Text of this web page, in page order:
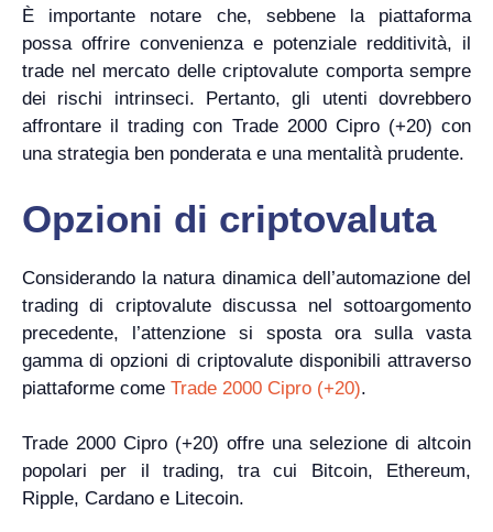
È importante notare che, sebbene la piattaforma
possa offrire convenienza e potenziale redditività, il
trade nel mercato delle criptovalute comporta sempre
dei rischi intrinseci. Pertanto, gli utenti dovrebbero
affrontare il trading con Trade 2000 Cipro (+20) con
una strategia ben ponderata e una mentalità prudente.
Opzioni di criptovaluta
Considerando la natura dinamica dell’automazione del
trading di criptovalute discussa nel sottoargomento
precedente, l’attenzione si sposta ora sulla vasta
gamma di opzioni di criptovalute disponibili attraverso
piattaforme come Trade 2000 Cipro (+20).
Trade 2000 Cipro (+20) offre una selezione di altcoin
popolari per il trading, tra cui Bitcoin, Ethereum,
Ripple, Cardano e Litecoin.